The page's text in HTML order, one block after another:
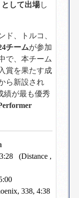
として出場し
ド、トルコ、
チームが参加
で、本チーム
賞を果たす成
ら新設され
績が最も優秀
3:28 (Distance ,
338, 4:38